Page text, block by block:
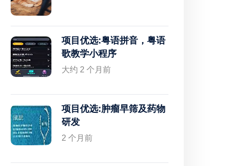
项目优选:粤语拼音，粤语
歌教学小程序
大约 2 个月前
项目优选:肿瘤早筛及药物
研发
2 个月前